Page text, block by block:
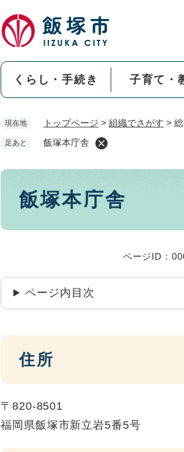
くらし・手続き 子育て・
現在地 トップページ > 組織でさがす >
足あと 飯塚本庁舎
本
飯塚本庁舎
ページID：
ページ内目次
住所
〒820-8501
福岡県飯塚市新立岩5番5号